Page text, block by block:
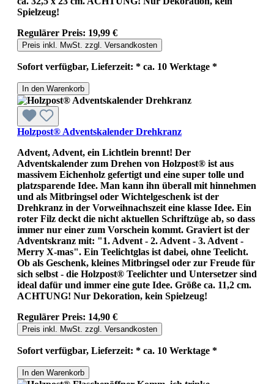
Spielzeug!
Regulärer Preis: 19,99 €
Preis inkl. MwSt. zzgl. Versandkosten
Sofort verfügbar, Lieferzeit: * ca. 10 Werktage *
In den Warenkorb
Holzpost® Adventskalender Drehkranz
Advent, Advent, ein Lichtlein brennt! Der
Adventskalender zum Drehen von Holzpost® ist aus
massivem Eichenholz gefertigt und eine super tolle und
platzsparende Idee. Man kann ihn überall mit hinnehmen
und als Mitbringsel oder Wichtelgeschenk ist der
Drehkranz in der Vorweihnachszeit eine klasse Idee. Ein
roter Filz deckt die nicht aktuellen Schriftzüge ab, so dass
immer nur einer zum Vorschein kommt. Graviert ist der
Adventskranz mit: "1. Advent - 2. Advent - 3. Advent -
Merry X-mas". Ein Teelichtglas ist dabei, ohne Teelicht.
Ob als Geschenk, kleines Mitbringsel oder zur Freude für
sich selbst - die Holzpost® Teelichter und Untersetzer sind
ideal dafür und immer eine gute Idee. Größe ca. 11,2 cm.
ACHTUNG! Nur Dekoration, kein Spielzeug!
Regulärer Preis: 14,90 €
Preis inkl. MwSt. zzgl. Versandkosten
Sofort verfügbar, Lieferzeit: * ca. 10 Werktage *
In den Warenkorb